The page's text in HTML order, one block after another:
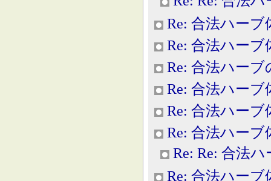
Re: 合法ハーブ
Re: 合法ハーブ
Re: 合法ハーブ
Re: 合法ハーブ
Re: 合法ハーブ
Re: 合法ハーブ
Re: Re: 合法
Re: 合法ハーブ